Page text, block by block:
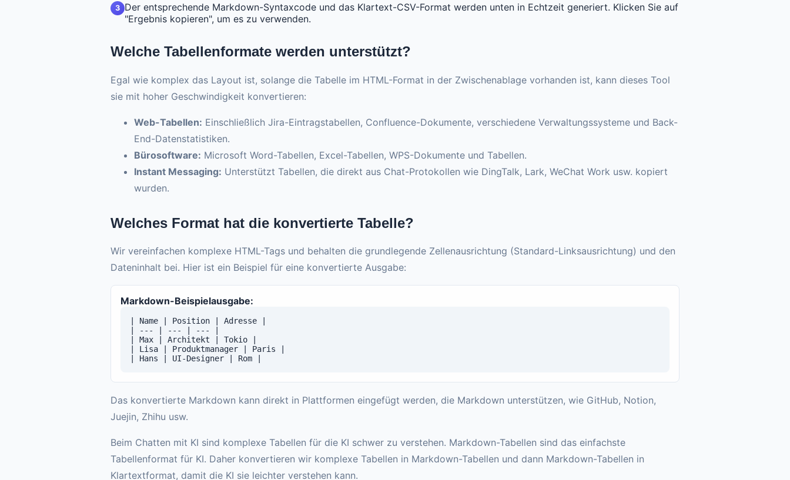
3 Der entsprechende Markdown-Syntaxcode und das Klartext-CSV-Format werden unten in Echtzeit generiert. Klicken Sie auf
"Ergebnis kopieren", um es zu verwenden.
Welche Tabellenformate werden unterstützt?
Egal wie komplex das Layout ist, solange die Tabelle im HTML-Format in der Zwischenablage vorhanden ist, kann dieses Tool
sie mit hoher Geschwindigkeit konvertieren:
Web-Tabellen: Einschließlich Jira-Eintragstabellen, Confluence-Dokumente, verschiedene Verwaltungssysteme und Back-
End-Datenstatistiken.
Bürosoftware: Microsoft Word-Tabellen, Excel-Tabellen, WPS-Dokumente und Tabellen.
Instant Messaging: Unterstützt Tabellen, die direkt aus Chat-Protokollen wie DingTalk, Lark, WeChat Work usw. kopiert
wurden.
Welches Format hat die konvertierte Tabelle?
Wir vereinfachen komplexe HTML-Tags und behalten die grundlegende Zellenausrichtung (Standard-Linksausrichtung) und den
Dateninhalt bei. Hier ist ein Beispiel für eine konvertierte Ausgabe:
Markdown-Beispielausgabe:
| Name | Position | Adresse |
| --- | --- | --- |
| Max | Architekt | Tokio |
| Lisa | Produktmanager | Paris |
| Hans | UI-Designer | Rom |
Das konvertierte Markdown kann direkt in Plattformen eingefügt werden, die Markdown unterstützen, wie GitHub, Notion,
Juejin, Zhihu usw.
Beim Chatten mit KI sind komplexe Tabellen für die KI schwer zu verstehen. Markdown-Tabellen sind das einfachste
Tabellenformat für KI. Daher konvertieren wir komplexe Tabellen in Markdown-Tabellen und dann Markdown-Tabellen in
Klartextformat, damit die KI sie leichter verstehen kann.